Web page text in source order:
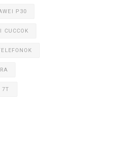
P30
CUCCOK
7T